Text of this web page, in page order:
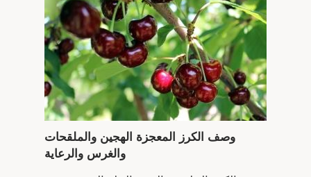
وصف الكرز المعجزة الهجين والملقحات
والغرس والرعاية